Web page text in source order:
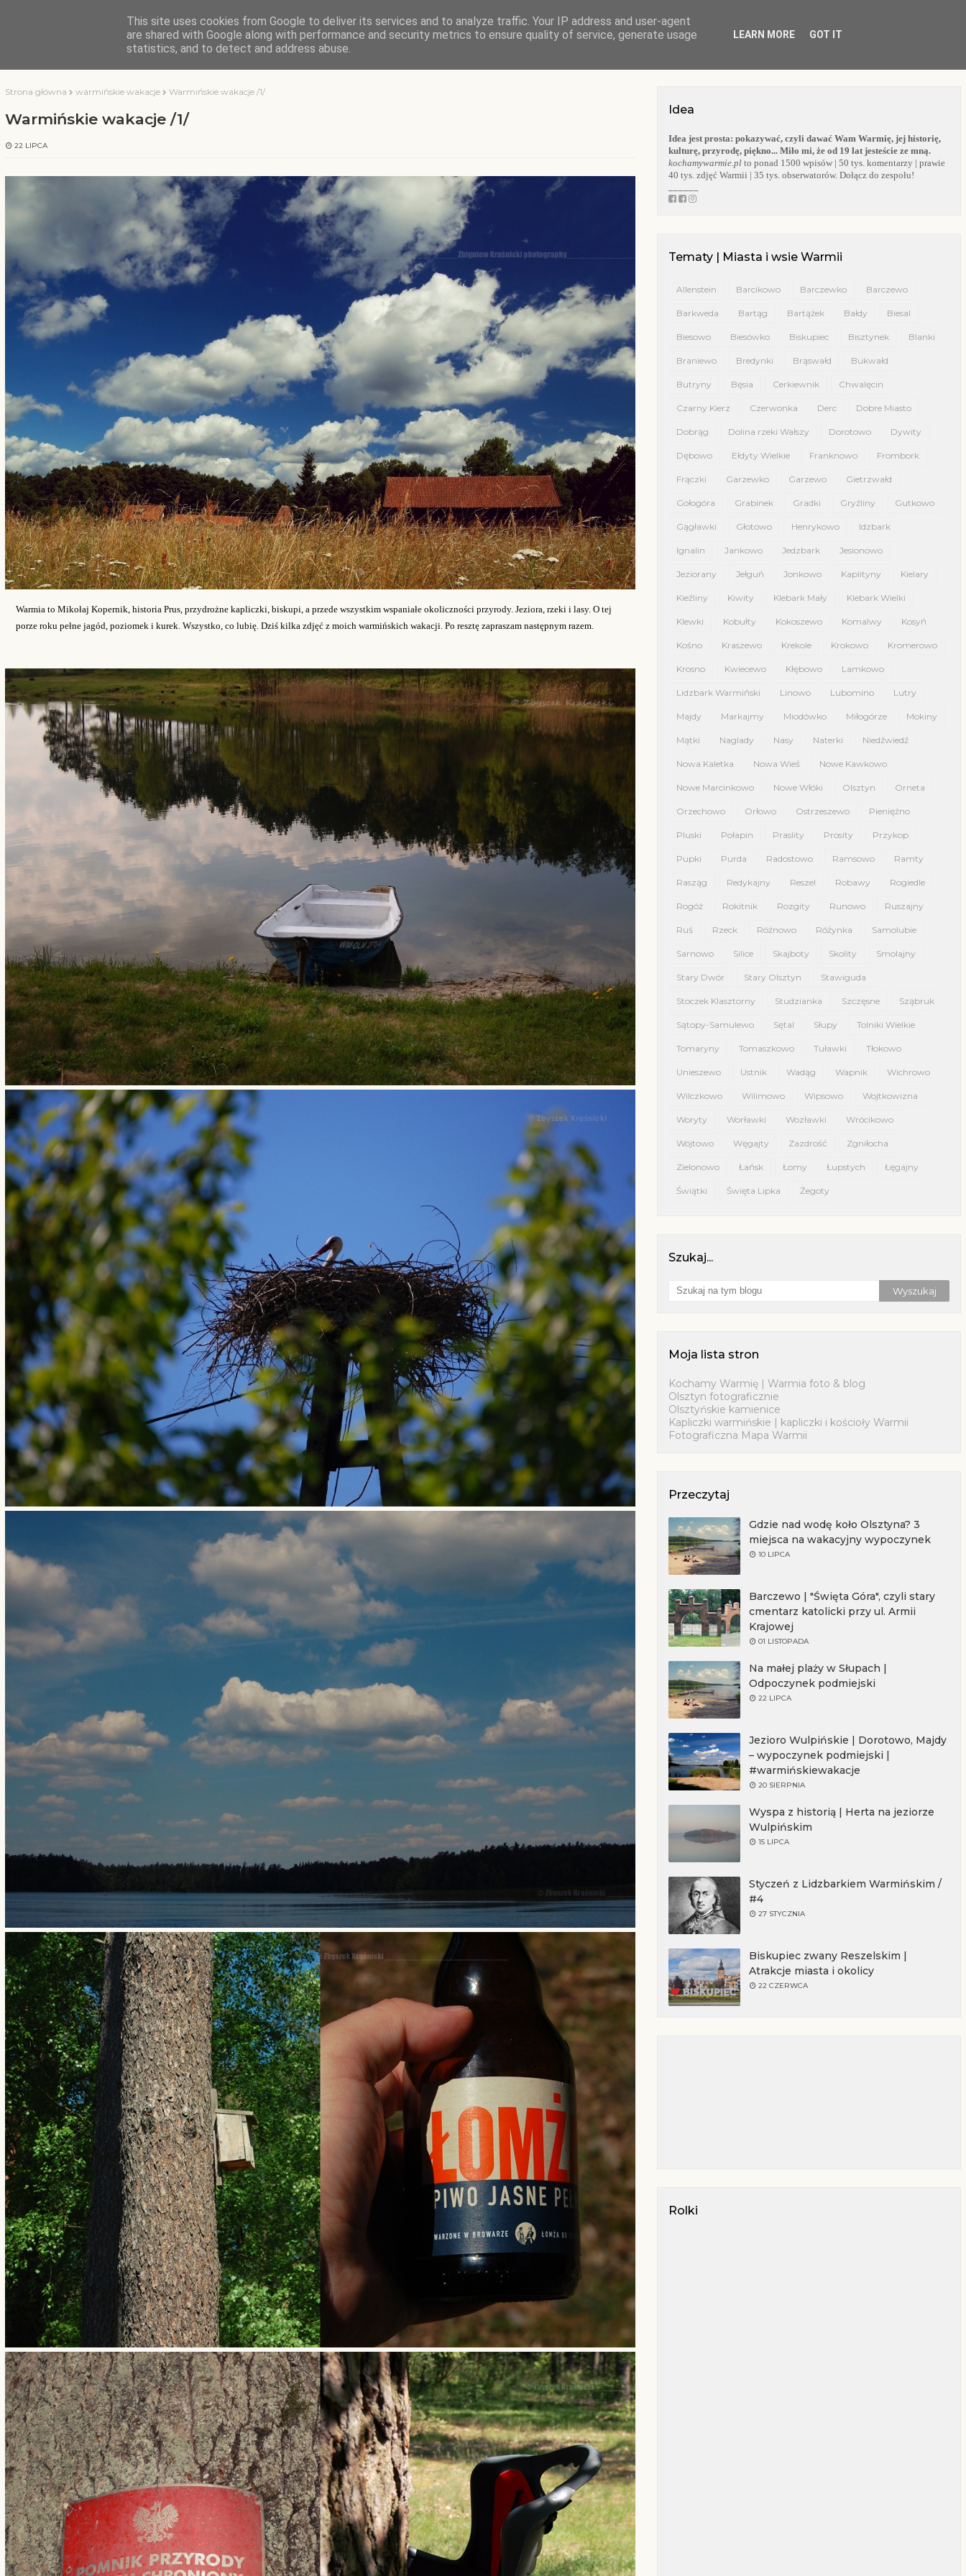
KOCHAMY WARMIĘ O BLOGU WARMIA KOŚCIOŁY WARMII
Strona główna warmińskie wakacje Warmińskie wakacje /1/
Warmińskie wakacje /1/
22 LIPCA
Warmia to Mikołaj Kopernik, historia Prus, przydrożne kapliczki, biskupi, a przede wszystkim wspaniałe okoliczności przyrody. Jeziora, rzeki i lasy. O tej
porze roku pełne jagód, poziomek i kurek. Wszystko, co lubię. Dziś kilka zdjęć z moich warmińskich wakacji. Po resztę zapraszam następnym razem.
Idea
Idea jest prosta: pokazywać, czyli dawać Wam Warmię, jej historię,
kulturę, przyrodę, piękno... Miło mi, że od 19 lat jesteście ze mną.
kochamywarmie.plto ponad 1500 wpisów | 50 tys. komentarzy | prawie
40 tys. zdjęć Warmii | 35 tys. obserwatorów. Dołącz do zespołu!
Tematy | Miasta i wsie Warmii
Allenstein Barcikowo Barczewko Barczewo
Barkweda Bartąg Bartążek Bałdy Biesal
Biesowo Biesówko Biskupiec Bisztynek Blanki
Braniewo Bredynki Brąswałd Bukwałd
Butryny Bęsia Cerkiewnik Chwalęcin
Czarny Kierz Czerwonka Derc Dobre Miasto
Dobrąg Dolina rzeki Wałszy Dorotowo Dywity
Dębowo Ełdyty Wielkie Franknowo Frombork
Frączki Garzewko Garzewo Gietrzwałd
Gołogóra Grabinek Gradki Gryźliny Gutkowo
Gągławki Głotowo Henrykowo Idzbark
Ignalin Jankowo Jedzbark Jesionowo
Jeziorany Jełguń Jonkowo Kaplityny Kielary
Kieźliny Kiwity Klebark Mały Klebark Wielki
Klewki Kobułty Kokoszewo Komalwy Kosyń
Kośno Kraszewo Krekole Krokowo Kromerowo
Krosno Kwiecewo Kłębowo Lamkowo
Lidzbark Warmiński Linowo Lubomino Lutry
Majdy Markajmy Miodówko Miłogórze Mokiny
Mątki Naglady Nasy Naterki Niedźwiedź
Nowa Kaletka Nowa Wieś Nowe Kawkowo
Nowe Marcinkowo Nowe Włóki Olsztyn Orneta
Orzechowo Orłowo Ostrzeszewo Pieniężno
Pluski Połapin Praslity Prosity Przykop
Pupki Purda Radostowo Ramsowo Ramty
Rasząg Redykajny Reszel Robawy Rogiedle
Rogóż Rokitnik Rozgity Runowo Ruszajny
Ruś Rzeck Różnowo Różynka Samolubie
Sarnowo Silice Skajboty Skolity Smolajny
Stary Dwór Stary Olsztyn Stawiguda
Stoczek Klasztorny Studzianka Szczęsne Sząbruk
Sątopy-Samulewo Sętal Słupy Tolniki Wielkie
Tomaryny Tomaszkowo Tuławki Tłokowo
Unieszewo Ustnik Wadąg Wapnik Wichrowo
Wilczkowo Wilimowo Wipsowo Wojtkowizna
Woryty Worławki Wozławki Wrócikowo
Wójtowo Węgajty Zazdrość Zgniłocha
Zielonowo Łańsk Łomy Łupstych Łęgajny
Świątki Święta Lipka Żegoty
Szukaj...
Moja lista stron
Kochamy Warmię | Warmia foto & blog
Olsztyn fotograficznie
Olsztyńskie kamienice
Kapliczki warmińskie | kapliczki i kościoły Warmii
Fotograficzna Mapa Warmii
Przeczytaj
Gdzie nad wodę koło Olsztyna? 3
miejsca na wakacyjny wypoczynek
10 LIPCA
Barczewo | "Święta Góra", czyli stary
cmentarz katolicki przy ul. Armii
Krajowej
01 LISTOPADA
Na małej plaży w Słupach |
Odpoczynek podmiejski
22 LIPCA
Jezioro Wulpińskie | Dorotowo, Majdy
– wypoczynek podmiejski |
#warmińskiewakacje
20 SIERPNIA
Wyspa z historią | Herta na jeziorze
Wulpińskim
15 LIPCA
Styczeń z Lidzbarkiem Warmińskim /
#4
27 STYCZNIA
Biskupiec zwany Reszelskim |
Atrakcje miasta i okolicy
22 CZERWCA
Rolki
This site uses cookies from Google to deliver its services and to analyze traffic. Your IP address and user-agent
are shared with Google along with performance and security metrics to ensure quality of service, generate usage
statistics, and to detect and address abuse.
LEARN MORE GOT IT